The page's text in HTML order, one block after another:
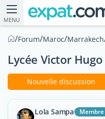
MENU
/Forum/Maroc/Marrakech
Lycée Victor Hugo
Nouvelle discussion
Lola Sampa Membre